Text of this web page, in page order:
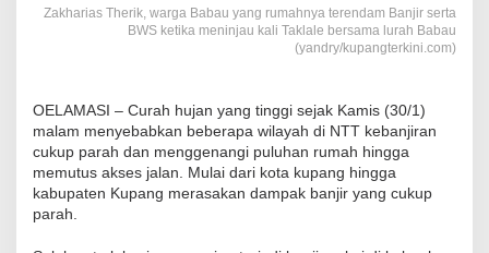
Zakharias Therik, warga Babau yang rumahnya terendam Banjir serta
BWS ketika meninjau kali Taklale bersama lurah Babau
(yandry/kupangterkini.com)
OELAMASI – Curah hujan yang tinggi sejak Kamis (30/1)
malam menyebabkan beberapa wilayah di NTT kebanjiran
cukup parah dan menggenangi puluhan rumah hingga
memutus akses jalan. Mulai dari kota kupang hingga
kabupaten Kupang merasakan dampak banjir yang cukup
parah.